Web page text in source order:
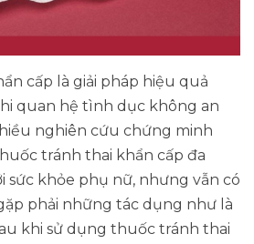
cấp là giải pháp hiệu quả
quan hệ tình dục không an
nghiên cứu chứng minh
tránh thai khẩn cấp đa
sức khỏe phụ nữ, nhưng vẫn có
phải những tác dụng như là
khi sử dụng thuốc tránh thai